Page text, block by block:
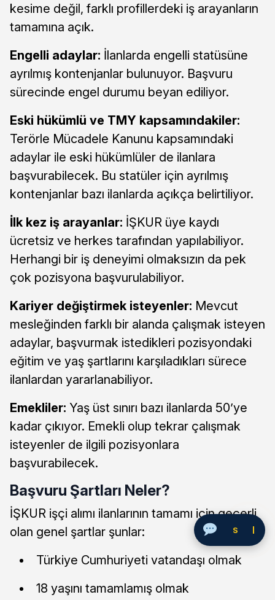
kesime değil, farklı profillerdeki iş arayanların
tamamına açık.
Engelli adaylar: İlanlarda engelli statüsüne
ayrılmış kontenjanlar bulunuyor. Başvuru
sürecinde engel durumu beyan ediliyor.
Eski hükümlü ve TMY kapsamındakiler:
Terörle Mücadele Kanunu kapsamındaki
adaylar ile eski hükümlüler de ilanlara
başvurabilecek. Bu statüler için ayrılmış
kontenjanlar bazı ilanlarda açıkça belirtiliyor.
İlk kez iş arayanlar: İŞKUR üye kaydı
ücretsiz ve herkes tarafından yapılabiliyor.
Herhangi bir iş deneyimi olmaksızın da pek
çok pozisyona başvurulabiliyor.
Kariyer değiştirmek isteyenler: Mevcut
mesleğinden farklı bir alanda çalışmak isteyen
adaylar, başvurmak istedikleri pozisyondaki
eğitim ve yaş şartlarını karşıladıkları sürece
ilanlardan yararlanabiliyor.
Emekliler: Yaş üst sınırı bazı ilanlarda 50’ye
kadar çıkıyor. Emekli olup tekrar çalışmak
isteyenler de ilgili pozisyonlara
başvurabilecek.
Başvuru Şartları Neler?
İŞKUR işçi alımı ilanlarının tamamı için geçerli
olan genel şartlar şunlar:
Türkiye Cumhuriyeti vatandaşı olmak
18 yaşını tamamlamış olmak
Soru Sor